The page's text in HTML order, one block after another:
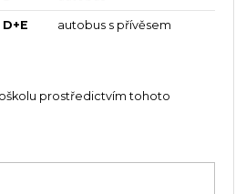
D+E autobus s přívěsem
prostředictvím tohoto